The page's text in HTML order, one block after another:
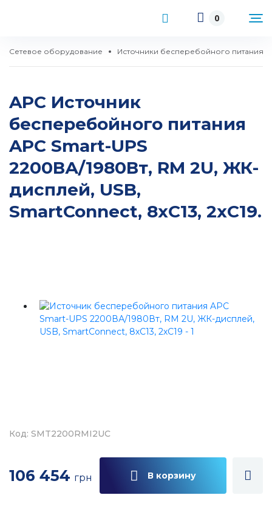
0
Сетевое оборудование Источники бесперебойного питания
APC Источник
бесперебойного питания
APC Smart-UPS
2200ВА/1980Вт, RM 2U, ЖК-
дисплей, USB,
SmartConnect, 8хC13, 2хC19.
Код: SMT2200RMI2UC
106 454 грн В корзину